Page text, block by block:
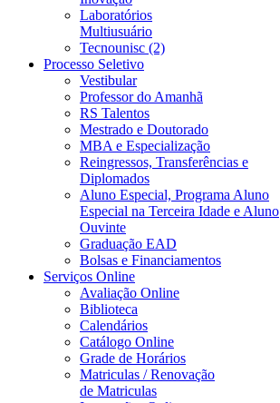
Laboratórios
Multiusuário
Tecnounisc (2)
Processo Seletivo
Vestibular
Professor do Amanhã
RS Talentos
Mestrado e Doutorado
MBA e Especialização
Reingressos, Transferências e
Diplomados
Aluno Especial, Programa Aluno
Especial na Terceira Idade e Aluno
Ouvinte
Graduação EAD
Bolsas e Financiamentos
Serviços Online
Avaliação Online
Biblioteca
Calendários
Catálogo Online
Grade de Horários
Matriculas / Renovação
de Matriculas